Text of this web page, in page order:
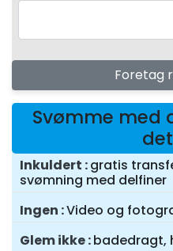
Foretag
Svømme med
Inkuldert gratis
svømning med delfiner
Ingen Video og
Glem ikke badedragt,